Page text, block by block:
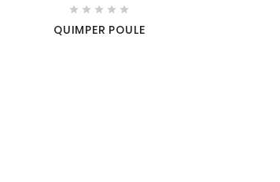
    
QUIMPER POULE